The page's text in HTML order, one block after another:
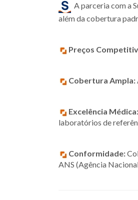
A parceria com a
além da cobertura
Preços
Cobertura Ampla:
Excelência Médica:
laboratórios de
Conformidade:
ANS (Agência